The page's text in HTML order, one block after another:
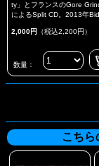
ty」とフランスのGore
によるSplit CD。2013年
2,000円 （税込2,200円）
数量：
こちら